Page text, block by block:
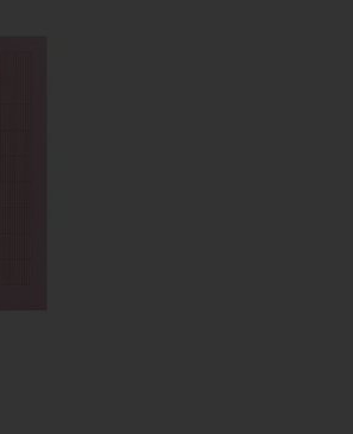
БЛОКНОТЫ ДЛЯ ЕЖЕНЕДЕЛЬНЫХ СПИСКОВ